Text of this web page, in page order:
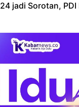
jadi Sorotan, PDI